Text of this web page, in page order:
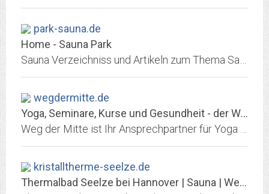
park-sauna.de
Home - Sauna Park
wegdermitte.de
Yoga, Seminare, Kurse und Gesundheit - der WEG DER MITTE
kristalltherme-seelze.de
Thermalbad Seelze bei Hannover | Sauna | Wellness | Schwimmbad | Massagen |...